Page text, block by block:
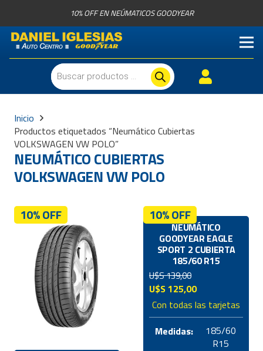
10% OFF EN NEÚMATICOS GOODYEAR
Búsqueda
de
productos
Inicio
Productos etiquetados “Neumático Cubiertas
VOLKSWAGEN VW POLO”
NEUMÁTICO CUBIERTAS
VOLKSWAGEN VW POLO
10% OFF
NEUMÁTICO
GOODYEAR EAGLE
SPORT 2 CUBIERTA
185/60 R15
U$S139,00
El
precio
original
era:
U$S125,00
10% OFF
El
precio
actual
es:
Con todas las tarjetas
Medidas:
185/60
R15